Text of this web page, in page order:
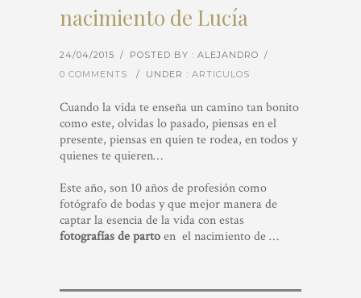
nacimiento de Lucía
24/04/2015 / POSTED BY : ALEJANDRO /
0 COMMENTS
/ UNDER : ARTICULOS
Cuando la vida te enseña un camino tan bonito
como este, olvidas lo pasado, piensas en el
presente, piensas en quien te rodea, en todos y
quienes te quieren…
Este año, son 10 años de profesión como
fotógrafo de bodas y que mejor manera de
captar la esencia de la vida con estas
fotografías de partoen el nacimiento de …